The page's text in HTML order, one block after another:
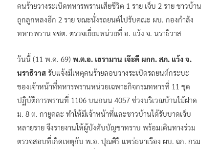
คนร้ายวางระเบิดทหารพรานเสียชีวิต 1 ราย เจ็บ 2 ราย ชาวบ้าน
ถูกลูกหลงอีก 2 ราย ขณะนั่งรถยนต์ไปรับคณะ ผบ. กองกำลัง
ทหารพราน จชต. ตรวจเยี่ยมหน่วยที่ อ. แว้ง จ. นราธิวาส
วันนี้ (11 พ.ค. 69) พ.ต.อ. เฮรามาน เจ๊ะดี ผกก. สภ. แว้ง จ.
นราธิวาส รับแจ้งมีเหตุคนร้ายลอบวางระเบิดรถยนต์กระบะ
ของเจ้าหน้าที่ทหารพรานหน่วยเฉพาะกิจกรมทหารที่ 11 ชุด
ปฏิบัติการพรานที่ 1106 บนถนน 4057 ช่วงบริเวณบ้านไม้ฝาด
ม. 8 ต. กายูคละ ทำให้มีเจ้าหน้าที่และชาวบ้านได้รับบาดเจ็บ
หลายราย จึงรายงานให้ผู้บังคับบัญชาทราบ พร้อมเดินทางร่วม
ตรวจสอบที่เกิดเหตุกับ พ.อ. ปุณศิริ แพร่ธนาเรือง ผบ. ฉก. กรม